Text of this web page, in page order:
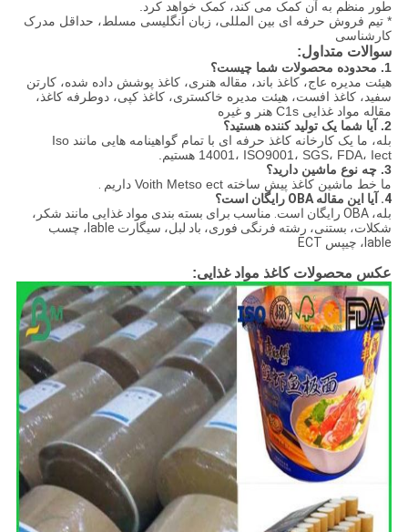
طور منظم به آن کمک می کند، کمک خواهد کرد.
* تیم فروش حرفه ای بین المللی، زبان انگلیسی مسلط، حداقل مدرک
کارشناسی
سوالات متداول:
1. محدوده محصولات شما چیست؟
هیئت مدیره عاج، کاغذ باند، مقاله هنری، کاغذ پوشش داده شده، کارتن
سفید، کاغذ افست، هیئت مدیره خاکستری، کاغذ کپی، دوطرفه کاغذ،
مقاله مواد غذایی C1s هنر و غیره
2. آیا شما یک تولید کننده هستید؟
بله، ما یک کارخانه کاغذ حرفه ای با تمام گواهینامه هایی مانند Iso
14001، ISO9001، SGS، FDA، Iect هستیم.
3. چه نوع ماشین دارید؟
ما خط ماشین کاغذ پیش ساخته Voith Metso ect داریم
.
4. آیا این مقاله OBA رایگان است؟
بله، OBA رایگان است.
مناسب برای بسته بندی مواد غذایی مانند شکر،
شکلات، بستنی، رشته فرنگی فوری، باد لبل، سیگارت lable، چسب
lable، چیپس ECT
عکس محصولات کاغذ مواد غذایی: